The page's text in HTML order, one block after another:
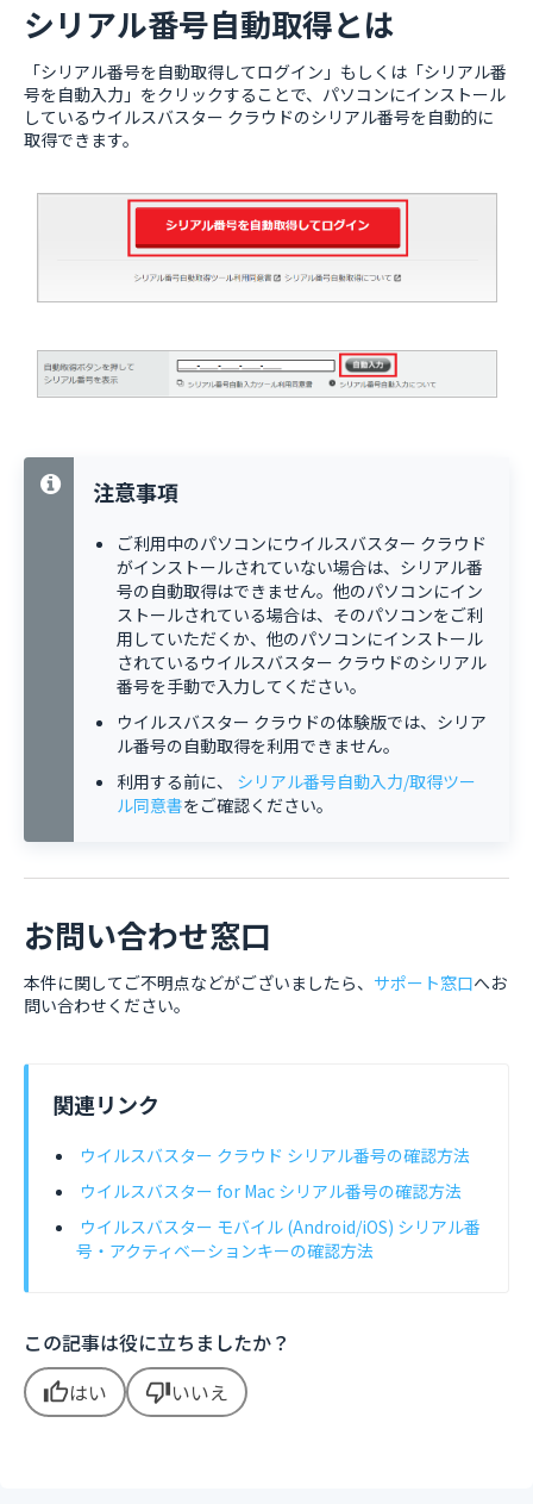
シリアル番号自動取得とは
「シリアル番号を自動取得してログイン」もしくは「シリアル番
号を自動入力」をクリックすることで、パソコンにインストール
しているウイルスバスター クラウドのシリアル番号を自動的に
取得できます。
注意事項
ご利用中のパソコンにウイルスバスター クラウド
がインストールされていない場合は、シリアル番
号の自動取得はできません。他のパソコンにイン
ストールされている場合は、そのパソコンをご利
用していただくか、他のパソコンにインストール
されているウイルスバスター クラウドのシリアル
番号を手動で入力してください。
ウイルスバスター クラウドの体験版では、シリア
ル番号の自動取得を利用できません。
利用する前に、
シリアル番号自動入力/取得ツー
ル同意書をご確認ください。
お問い合わせ窓口
本件に関してご不明点などがございましたら、 サポート窓口へお
問い合わせください。
関連リンク
ウイルスバスター クラウド シリアル番号の確認方法
ウイルスバスター for Mac シリアル番号の確認方法
ウイルスバスター モバイル (Android/iOS) シリアル番
号・アクティベーションキーの確認方法
この記事は役に立ちましたか？
thumb_upはい thumb_downいいえ